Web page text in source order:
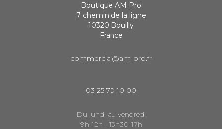
Boutique AM Pro
7 chemin de la ligne
10320 Bouilly
France
commercial@am-pro.fr
03 25 70 10 00
Du lundi au vendredi
9h-12h - 13h30-17h